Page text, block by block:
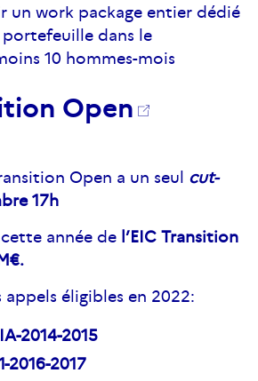
un work package entier dédié
dans le
10 hommes-mois
Open
Open a un seul cut-
17h
année de l’EIC Transition
éligibles en 2022:
2014-2015
2016-2017